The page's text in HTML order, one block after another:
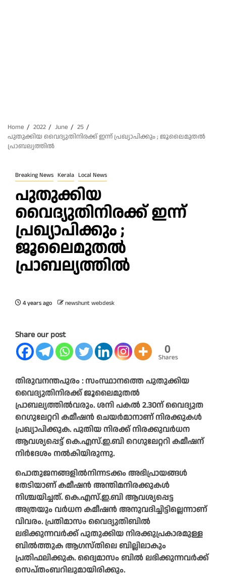
Home 2022 June
25
പുതുക്കിയ വൈദ്യുതിനിരക്ക്‌ ഇന്ന്‌ പ്രഖ്യാപിക്കും ; ജൂലൈമുതൽ
പ്രാബല്യത്തിൽ
Breaking News Kerala Local News
പുതുക്കിയ
വൈദ്യുതിനിരക്ക്‌ ഇന്ന്‌
പ്രഖ്യാപിക്കും ;
ജൂലൈമുതൽ
പ്രാബല്യത്തിൽ
4 years ago newshunt webdesk
Share our post
0
Shares
തിരുവനന്തപുരം : സംസ്ഥാനത്തെ പുതുക്കിയ
വൈദ്യുതിനിരക്ക്‌ ജൂലൈമുതൽ
പ്രാബല്യത്തിൽവരും. ശനി പകൽ 2.30ന്‌ വൈദ്യുത
റെഗുലേറ്ററി കമീഷൻ ചെയർമാനാണ്‌ നിരക്കുകൾ
പ്രഖ്യാപിക്കുക. പുതിയ നിരക്ക്‌ നിരക്കുവർധന
ആവശ്യപ്പെട്ട്‌ കെ.എസ്‌.ഇ.ബി റെഗുലേറ്ററി കമീഷന്‌
നിർദേശം നൽകിയിരുന്നു.
പൊതുജനങ്ങളിൽനിന്നടക്കം അഭിപ്രായങ്ങൾ
തേടിയാണ്‌ കമീഷൻ അന്തിമനിരക്കുകൾ
നിശ്ചയിച്ചത്‌. കെ.എസ്‌.ഇ.ബി ആവശ്യപ്പെട്ട
അത്രയും വർധന കമീഷൻ അനുവദിച്ചിട്ടില്ലെന്നാണ്‌
വിവരം. പ്രതിമാസം വൈദ്യുതിബിൽ
ലഭിക്കുന്നവർക്ക്‌ പുതുക്കിയ നിരക്കുപ്രകാരമുള്ള
ബിൽത്തുക ആഗസ്തിലെ ബില്ലിലാകും
പ്രതിഫലിക്കുക. ദ്വൈമാസം ബിൽ ലഭിക്കുന്നവർക്ക്‌
സെപ്‌തംബറിലുമായിരിക്കും.